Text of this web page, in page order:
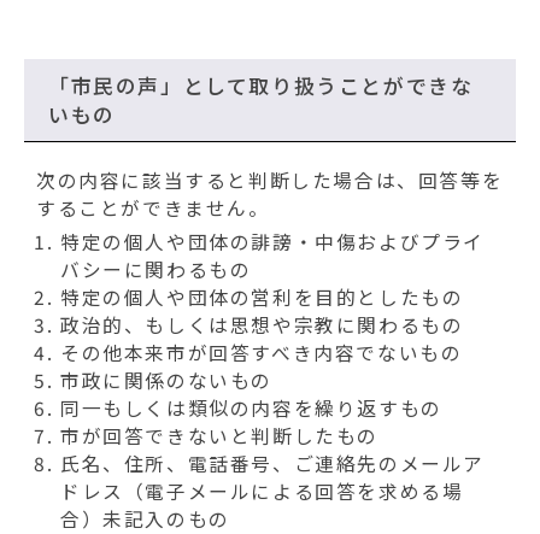
「市民の声」として取り扱うことができな
いもの
次の内容に該当すると判断した場合は、回答等を
することができません。
特定の個人や団体の誹謗・中傷およびプライ
バシーに関わるもの
特定の個人や団体の営利を目的としたもの
政治的、もしくは思想や宗教に関わるもの
その他本来市が回答すべき内容でないもの
市政に関係のないもの
同一もしくは類似の内容を繰り返すもの
市が回答できないと判断したもの
氏名、住所、電話番号、ご連絡先のメールア
ドレス（電子メールによる回答を求める場
合）未記入のもの